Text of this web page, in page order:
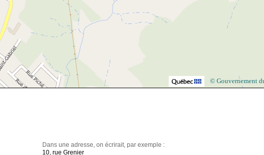
© Gouvernement
Dans une adresse, on écrirait, par exemple :
10, rue Grenier